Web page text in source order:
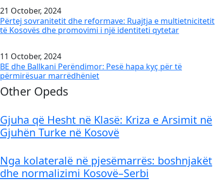
21 October, 2024
Përtej sovranitetit dhe reformave: Ruajtja e multietnicitetit
të Kosovës dhe promovimi i një identiteti qytetar
11 October, 2024
BE dhe Ballkani Perëndimor: Pesë hapa kyç për të
përmirësuar marrëdhëniet
Other Opeds
Gjuha që Hesht në Klasë: Kriza e Arsimit në
Gjuhën Turke në Kosovë
Nga kolateralë në pjesëmarrës: boshnjakët
dhe normalizimi Kosovë–Serbi